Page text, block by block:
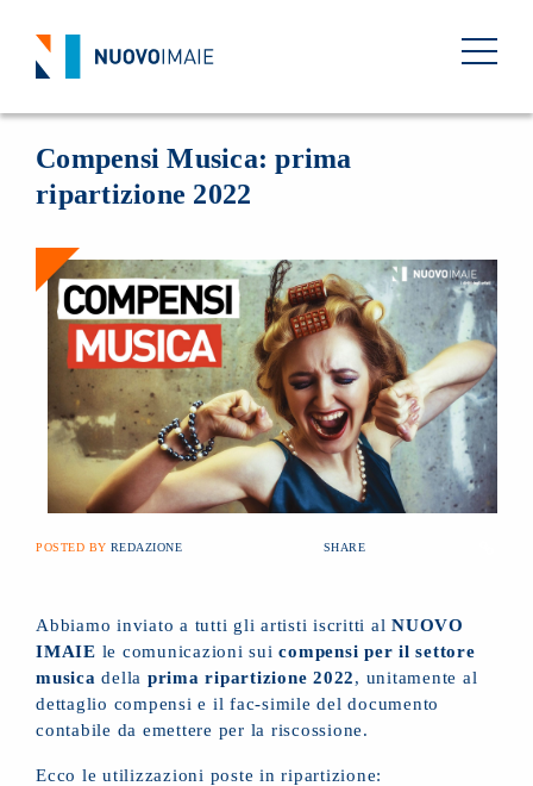
Compensi Musica: prima
ripartizione 2022
POSTED BY REDAZIONE SHARE
Abbiamo inviato a tutti gli artisti iscritti al NUOVO
IMAIE le comunicazioni suicompensi per il settore
musica della prima ripartizione 2022, unitamente al
dettaglio compensi e il fac-simile del documento
contabile da emettere per la riscossione.
Ecco le utilizzazioni poste in ripartizione: